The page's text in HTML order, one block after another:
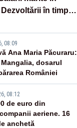
în timp
08:09
Ana Maria Păcuraru:
dosarul
României
08:12
de euro din
aeriene. 16
anchetă